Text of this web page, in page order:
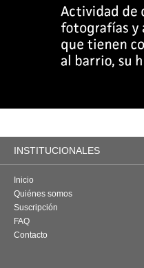
INSTITUCIONALES
Inicio
Quiénes somos
Suscripción
FAQ
Contacto